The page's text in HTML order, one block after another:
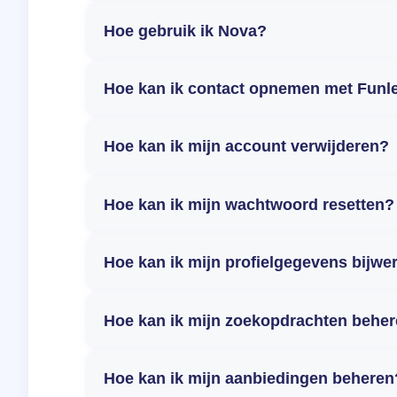
Hoe gebruik ik Nova?
Hoe kan ik contact opnemen met
Hoe kan ik mijn account verwijderen?
Hoe kan ik mijn wachtwoord resetten?
Hoe kan ik mijn profielgegevens
Hoe kan ik mijn zoekopdrachten
Hoe kan ik mijn aanbiedingen